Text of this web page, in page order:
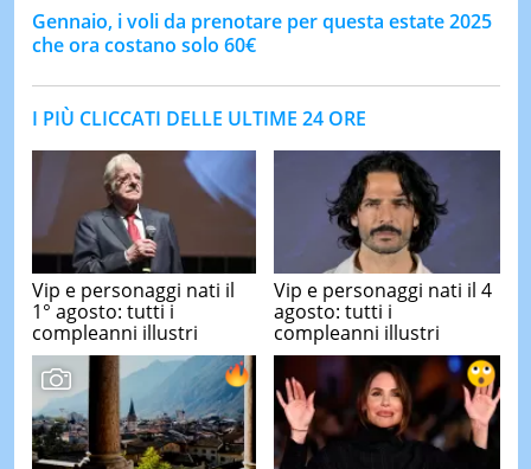
Gennaio, i voli da prenotare per questa estate 2025
che ora costano solo 60€
I PIÙ CLICCATI DELLE ULTIME 24 ORE
Vip e personaggi nati il
1° agosto: tutti i
compleanni illustri
Vip e personaggi nati il 4
agosto: tutti i
compleanni illustri